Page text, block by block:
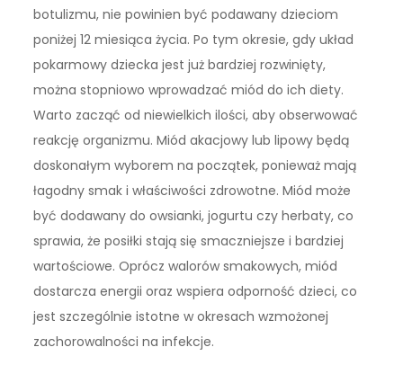
botulizmu, nie powinien być podawany dzieciom
poniżej 12 miesiąca życia. Po tym okresie, gdy układ
pokarmowy dziecka jest już bardziej rozwinięty,
można stopniowo wprowadzać miód do ich diety.
Warto zacząć od niewielkich ilości, aby obserwować
reakcję organizmu. Miód akacjowy lub lipowy będą
doskonałym wyborem na początek, ponieważ mają
łagodny smak i właściwości zdrowotne. Miód może
być dodawany do owsianki, jogurtu czy herbaty, co
sprawia, że posiłki stają się smaczniejsze i bardziej
wartościowe. Oprócz walorów smakowych, miód
dostarcza energii oraz wspiera odporność dzieci, co
jest szczególnie istotne w okresach wzmożonej
zachorowalności na infekcje.